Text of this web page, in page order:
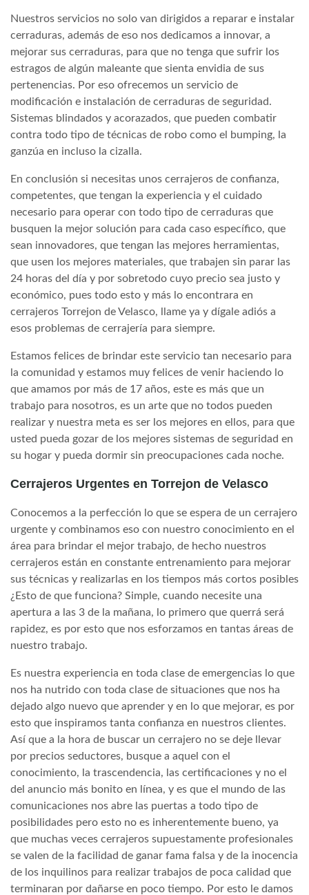
Nuestros servicios no solo van dirigidos a reparar e instalar
cerraduras, además de eso nos dedicamos a innovar, a
mejorar sus cerraduras, para que no tenga que sufrir los
estragos de algún maleante que sienta envidia de sus
pertenencias. Por eso ofrecemos un servicio de
modificación e instalación de cerraduras de seguridad.
Sistemas blindados y acorazados, que pueden combatir
contra todo tipo de técnicas de robo como el bumping, la
ganzúa en incluso la cizalla.
En conclusión si necesitas unos cerrajeros de confianza,
competentes, que tengan la experiencia y el cuidado
necesario para operar con todo tipo de cerraduras que
busquen la mejor solución para cada caso específico, que
sean innovadores, que tengan las mejores herramientas,
que usen los mejores materiales, que trabajen sin parar las
24 horas del día y por sobretodo cuyo precio sea justo y
económico, pues todo esto y más lo encontrara en
cerrajeros Torrejon de Velasco, llame ya y dígale adiós a
esos problemas de cerrajería para siempre.
Estamos felices de brindar este servicio tan necesario para
la comunidad y estamos muy felices de venir haciendo lo
que amamos por más de 17 años, este es más que un
trabajo para nosotros, es un arte que no todos pueden
realizar y nuestra meta es ser los mejores en ellos, para que
usted pueda gozar de los mejores sistemas de seguridad en
su hogar y pueda dormir sin preocupaciones cada noche.
Cerrajeros Urgentes en Torrejon de Velasco
Conocemos a la perfección lo que se espera de un cerrajero
urgente y combinamos eso con nuestro conocimiento en el
área para brindar el mejor trabajo, de hecho nuestros
cerrajeros están en constante entrenamiento para mejorar
sus técnicas y realizarlas en los tiempos más cortos posibles
¿Esto de que funciona? Simple, cuando necesite una
apertura a las 3 de la mañana, lo primero que querrá será
rapidez, es por esto que nos esforzamos en tantas áreas de
nuestro trabajo.
Es nuestra experiencia en toda clase de emergencias lo que
nos ha nutrido con toda clase de situaciones que nos ha
dejado algo nuevo que aprender y en lo que mejorar, es por
esto que inspiramos tanta confianza en nuestros clientes.
Así que a la hora de buscar un cerrajero no se deje llevar
por precios seductores, busque a aquel con el
conocimiento, la trascendencia, las certificaciones y no el
del anuncio más bonito en línea, y es que el mundo de las
comunicaciones nos abre las puertas a todo tipo de
posibilidades pero esto no es inherentemente bueno, ya
que muchas veces cerrajeros supuestamente profesionales
se valen de la facilidad de ganar fama falsa y de la inocencia
de los inquilinos para realizar trabajos de poca calidad que
terminaran por dañarse en poco tiempo. Por esto le damos